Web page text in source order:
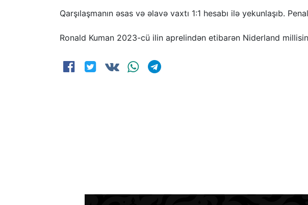
Qarşılaşmanın əsas və əlavə vaxtı 1:1 hesabı ilə yekunlaşıb.
Ronald Kuman 2023-cü ilin aprelindən etibarən Niderland